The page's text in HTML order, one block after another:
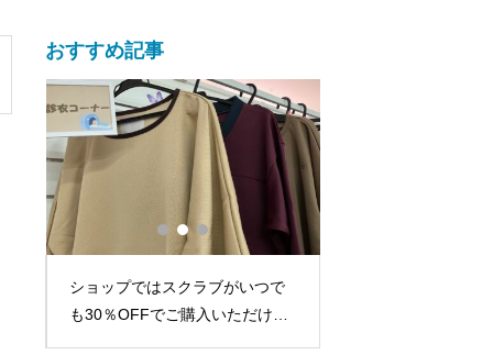
おすすめ記事
ショップではスクラブがいつで
も30％OFFでご購入いただけま